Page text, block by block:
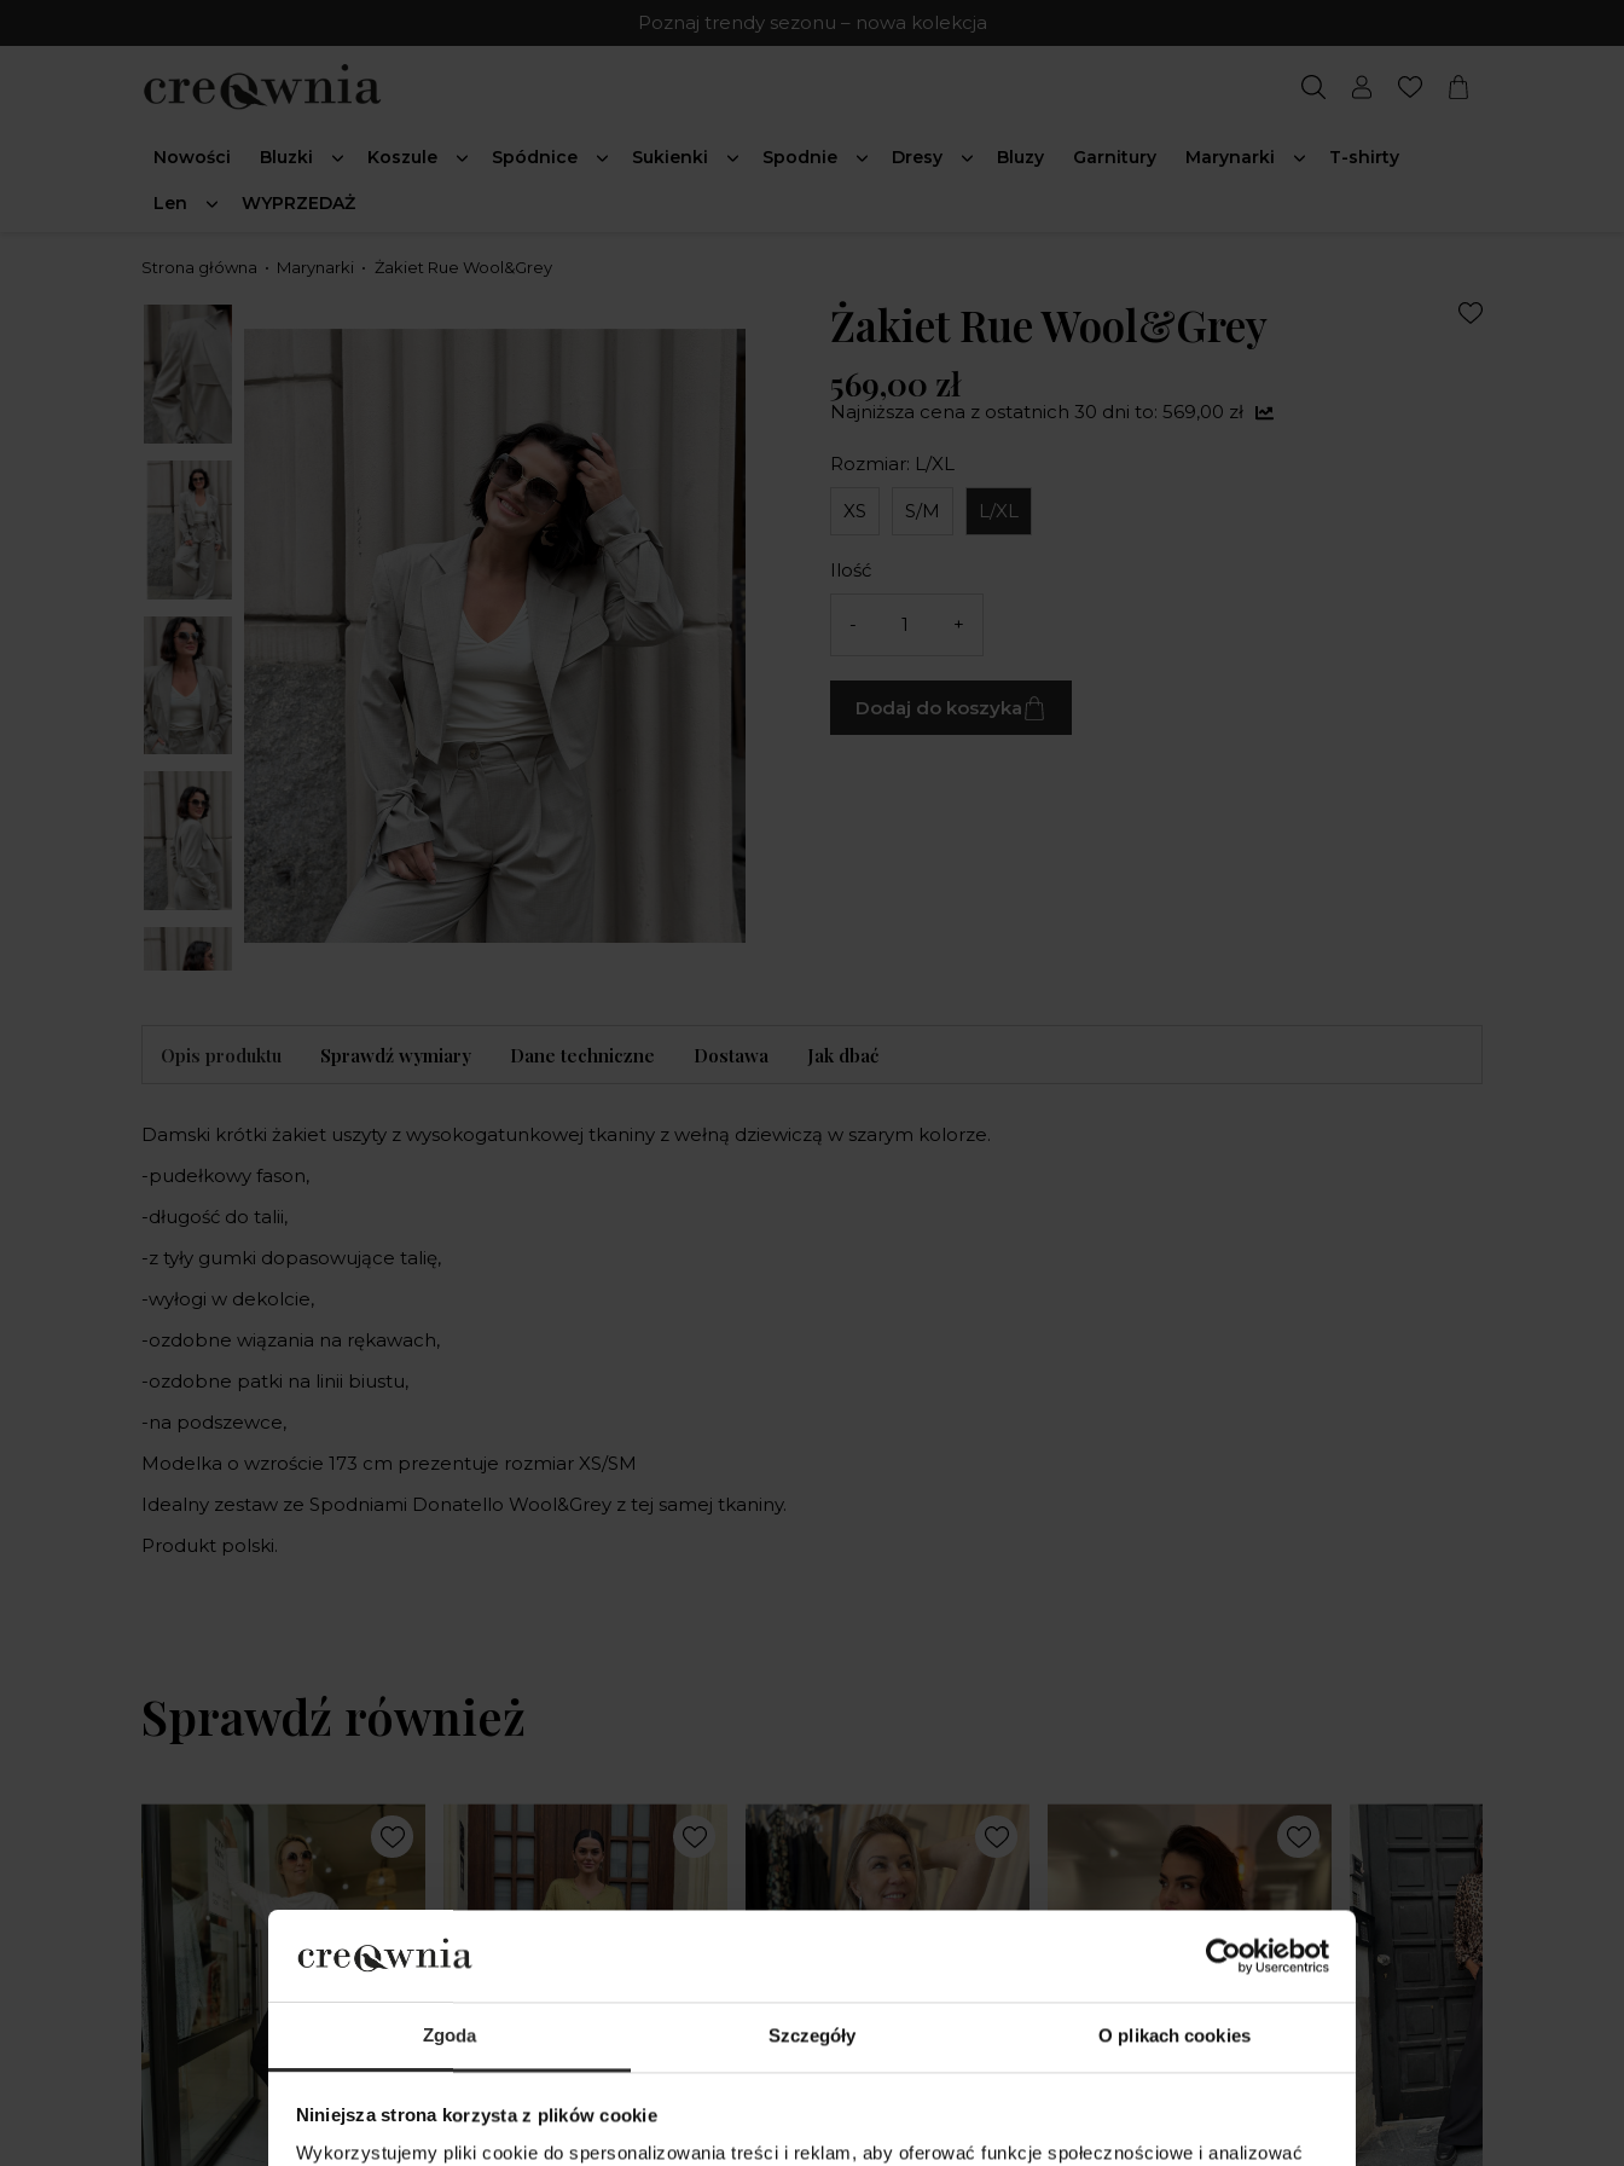
Zgoda Szczegóły O plikach cookies
Niniejsza strona korzysta z plików cookie
Wykorzystujemy pliki cookie do spersonalizowania treści i reklam, aby oferować funkcje społecznościowe i analizować
Poznaj trendy sezonu – nowa kolekcja
Nowości Bluzki Koszule Spódnice Sukienki Spodnie Dresy Bluzy Garnitury Marynarki T-shirty
Len WYPRZEDAŻ
Strona główna Marynarki Żakiet Rue Wool&Grey
Żakiet Rue Wool&Grey
569,00 zł
Najniższa cena z ostatnich 30 dni to: 569,00 zł
Rozmiar: L/XL
XS S/M L/XL
Ilość
- +
Dodaj do koszyka
Opis produktu Sprawdź wymiary Dane techniczne Dostawa Jak dbać
Damski krótki żakiet uszyty z wysokogatunkowej tkaniny z wełną dziewiczą w szarym kolorze.
-pudełkowy fason,
-długość do talii,
-z tyły gumki dopasowujące talię,
-wyłogi w dekolcie,
-ozdobne wiązania na rękawach,
-ozdobne patki na linii biustu,
-na podszewce,
Modelka o wzroście 173 cm prezentuje rozmiar XS/SM
Idealny zestaw ze Spodniami Donatello Wool&Grey z tej samej tkaniny.
Produkt polski.
Sprawdź również